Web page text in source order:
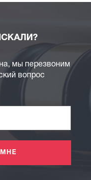
мы перезвоним
вопрос
МНЕ